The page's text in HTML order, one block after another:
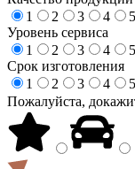
1
2 3 4
5
Уровень сервиса
1
2 3 4
5
Срок изготовления
1
2 3 4
5
Пожалуйста,